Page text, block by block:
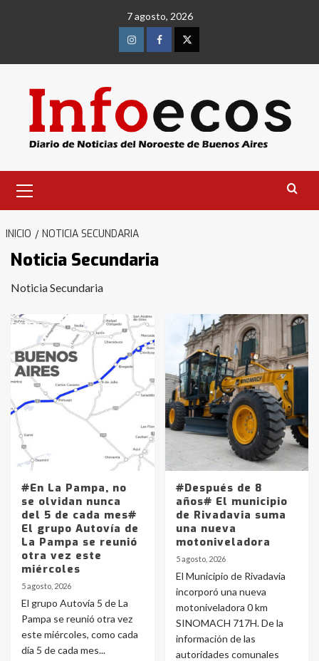
7 agosto, 2026
InstagramFacebookTwitter
primario
INICIO NOTICIA SECUNDARIA
Noticia Secundaria
Noticia Secundaria
#En La Pampa, no
se olvidan nunca
del 5 de cada mes#
El grupo Autovía de
La Pampa se reunió
otra vez este
miércoles
5 agosto, 2026
El grupo Autovía 5 de La
Pampa se reunió otra vez
este miércoles, como cada
día 5 de cada mes...
#Después de 8
años# El municipio
de Rivadavia suma
una nueva
motoniveladora
5 agosto, 2026
El Municipio de Rivadavia
incorporó una nueva
motoniveladora 0 km
SINOMACH 717H. De la
información de las
autoridades comunales